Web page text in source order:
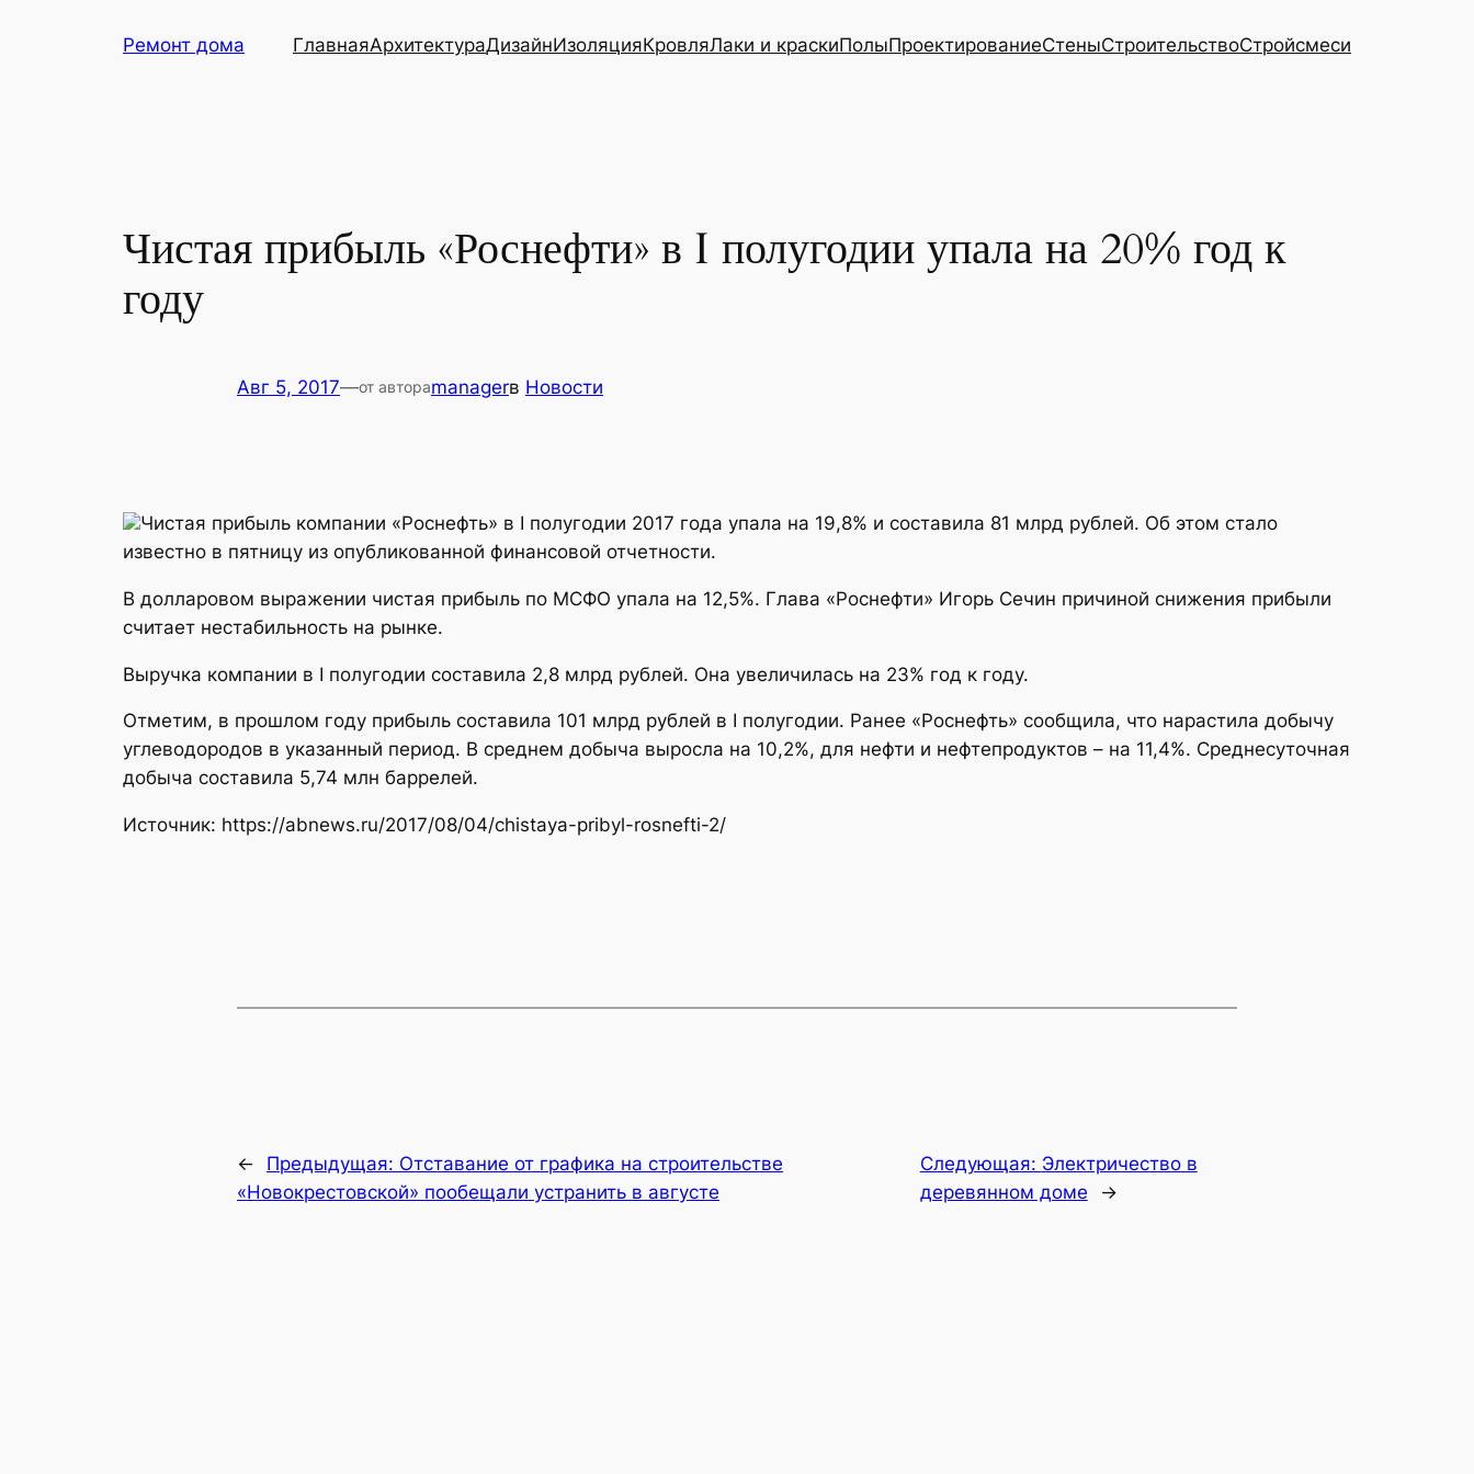
Ремонт дома ГлавнаяАрхитектураДизайнИзоляцияКровляЛаки и краскиПолыПроектированиеСтеныСтроительствоСтройсмеси
Чистая прибыль «Роснефти» в I полугодии упала на 20% год к
году
Авг 5, 2017—от автораmanagerв Новости
Чистая прибыль компании «Роснефть» в I полугодии 2017 года упала на 19,8% и составила 81 млрд рублей. Об этом стало
известно в пятницу из опубликованной финансовой отчетности.
В долларовом выражении чистая прибыль по МСФО упала на 12,5%. Глава «Роснефти» Игорь Сечин причиной снижения прибыли
считает нестабильность на рынке.
Выручка компании в I полугодии составила 2,8 млрд рублей. Она увеличилась на 23% год к году.
Отметим, в прошлом году прибыль составила 101 млрд рублей в I полугодии. Ранее «Роснефть» сообщила, что нарастила добычу
углеводородов в указанный период. В среднем добыча выросла на 10,2%, для нефти и нефтепродуктов – на 11,4%. Среднесуточная
добыча составила 5,74 млн баррелей.
Источник: https://abnews.ru/2017/08/04/chistaya-pribyl-rosnefti-2/
← Предыдущая: Отставание от графика на строительстве
«Новокрестовской» пообещали устранить в августе
Следующая: Электричество в
деревянном доме
→